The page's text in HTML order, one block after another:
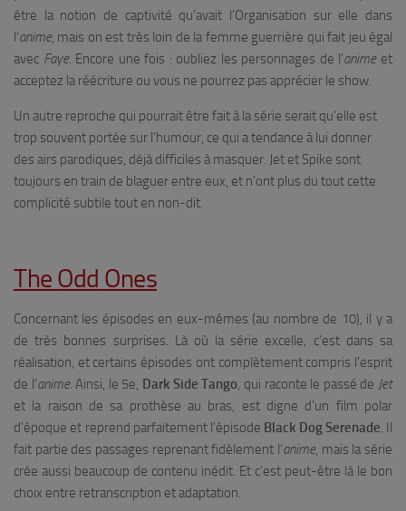
être la notion de captivité qu’avait l’Organisation sur elle dans
l’anime, mais on est très loin de la femme guerrière qui fait jeu égal
avec Faye. Encore une fois : oubliez les personnages de l’animeet
acceptez la réécriture ou vous ne pourrez pas apprécier le show.
Un autre reproche qui pourrait être fait à la série serait qu’elle est
trop souvent portée sur l’humour, ce qui a tendance à lui donner
des airs parodiques, déjà difficiles à masquer. Jet et Spike sont
toujours en train de blaguer entre eux, et n’ont plus du tout cette
complicité subtile tout en non-dit.
The Odd Ones
Concernant les épisodes en eux-mêmes (au nombre de 10), il y a
de très bonnes surprises. Là où la série excelle, c’est dans sa
réalisation, et certains épisodes ont complètement compris l’esprit
de l’anime. Ainsi, le 5e, Dark Side Tango, qui raconte le passé de Jet
et la raison de sa prothèse au bras, est digne d’un film polar
d’époque et reprend parfaitement l’épisode Black Dog Serenade. Il
fait partie des passages reprenant fidèlement l’anime, mais la série
crée aussi beaucoup de contenu inédit. Et c’est peut-être là le bon
choix entre retranscription et adaptation.